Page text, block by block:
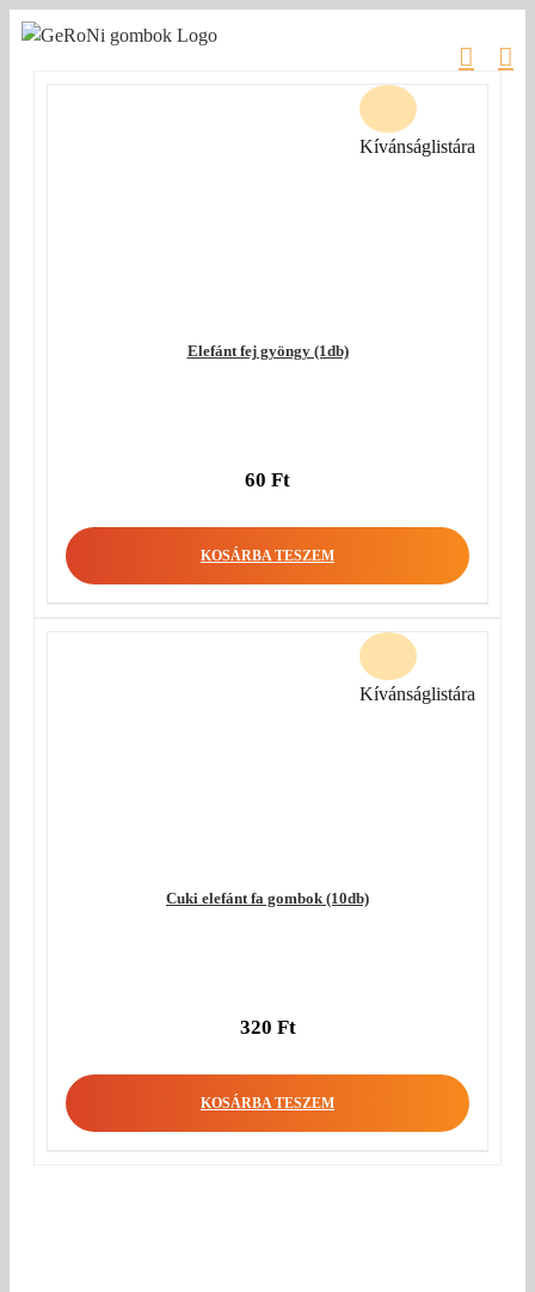
Kihagyás
Elefánt fej gyöngy (1db)
60 Ft
KOSÁRBA TESZEM
Kívánságlistára
Cuki elefánt fa gombok (10db)
320 Ft
KOSÁRBA TESZEM
Kívánságlistára